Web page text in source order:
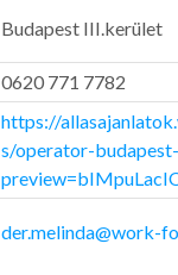
Budapest III.kerület
0620 771 7782
https://
s/operator-
der.melinda@work-